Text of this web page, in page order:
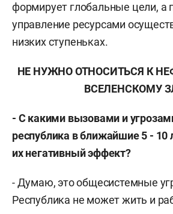
формирует глобальные цели, а
управление ресурсами
низких ступеньках.
НЕ НУЖНО ОТНОСИТЬСЯ К
ВСЕЛЕНСКОМУ
- С какими вызовами и
республика в ближайшие 5 - 10
их негативный эффект?
- Думаю, это общесистемные
Республика не может жить и